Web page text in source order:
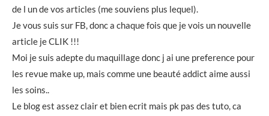
de l un de vos articles (me souviens plus lequel).
Je vous suis sur FB, donc a chaque fois que je vois un nouvelle
article je CLIK !!!
Moi je suis adepte du maquillage donc j ai une preference pour
les revue make up, mais comme une beauté addict aime aussi
les soins..
Le blog est assez clair et bien ecrit mais pk pas des tuto, ca